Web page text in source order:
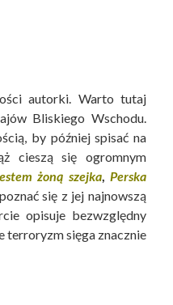
autorki. Warto tutaj
Bliskiego Wschodu.
by później spisać na
cieszą się ogromnym
żoną szejka, Perska
się z jej najnowszą
opisuje bezwzględny
terroryzm sięga znacznie